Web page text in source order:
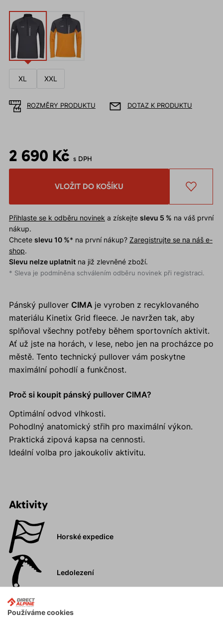
XL XXL
ROZMĚRY PRODUKTU DOTAZ K PRODUKTU
2 690 Kč s DPH
VLOŽIT DO KOŠÍKU
Přihlaste se k odběru novinek a získejte slevu 5 % na váš první
nákup.
Chcete slevu 10 %* na první nákup? Zaregistrujte se na náš e-
shop.
Slevu nelze uplatnitna již zlevněné zboží.
* Sleva je podmíněna schválením odběru novinek při registraci.
Pánský pullover CIMA je vyroben z recyklovaného
materiálu Kinetix Grid fleece. Je navržen tak, aby
splňoval všechny potřeby během sportovních aktivit.
Ať už jste na horách, v lese, nebo jen na procházce po
městě. Tento technický pullover vám poskytne
maximální pohodlí a funkčnost.
Proč si koupit pánský pullover CIMA?
Optimální odvod vlhkosti.
Pohodlný anatomický střih pro maximální výkon.
Praktická zipová kapsa na cennosti.
Ideální volba pro jakoukoliv aktivitu.
Aktivity
Horské expedice
Ledolezení
Skialpinismus
Používáme cookies